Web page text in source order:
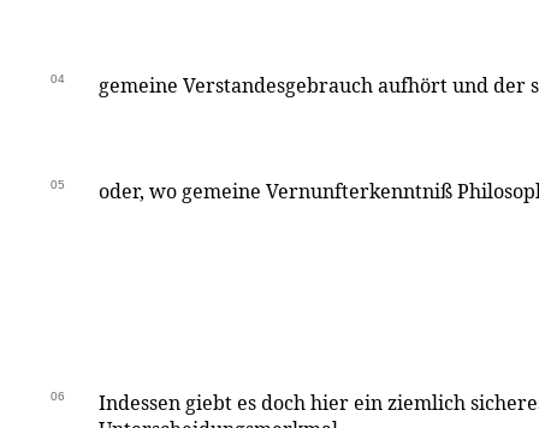
04 gemeine Verstandesgebrauch aufhört und der
05 oder, wo gemeine Vernunfterkenntniß
06
Indessen giebt es doch hier ein ziemlich